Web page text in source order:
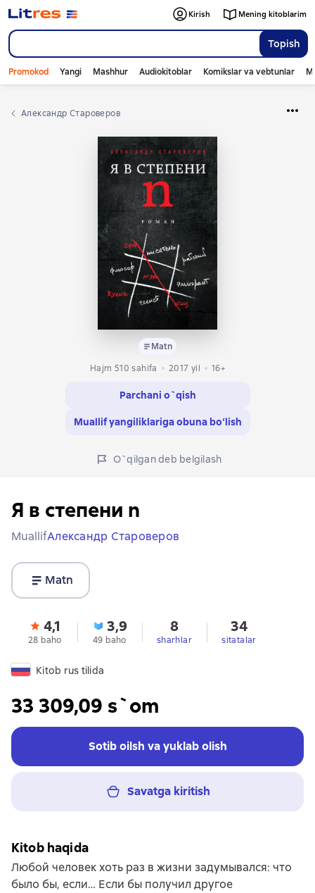
Topish
Kirish Mening kitoblarim
Promokod Yangi Mashhur Audiokitoblar Komikslar va vebtunlar
Александр Староверов
Matn
Hajm 510 sahifa
2017 yil 16+
Parchani o`qish
Muallif yangiliklariga obuna bo‘lish
O`qilgan deb belgilash
Я в степени n
MuallifАлександр Староверов
Matn
4,1
28 baho
3,9
49 baho
8
sharhlar
34
sitatalar
Kitob rus tilida
33 309,09 s`om
Sotib oilsh va yuklab olish
Savatga kiritish
Kitob haqida
Любой человек хоть раз в жизни задумывался: что
было бы, если… Если бы получил другое